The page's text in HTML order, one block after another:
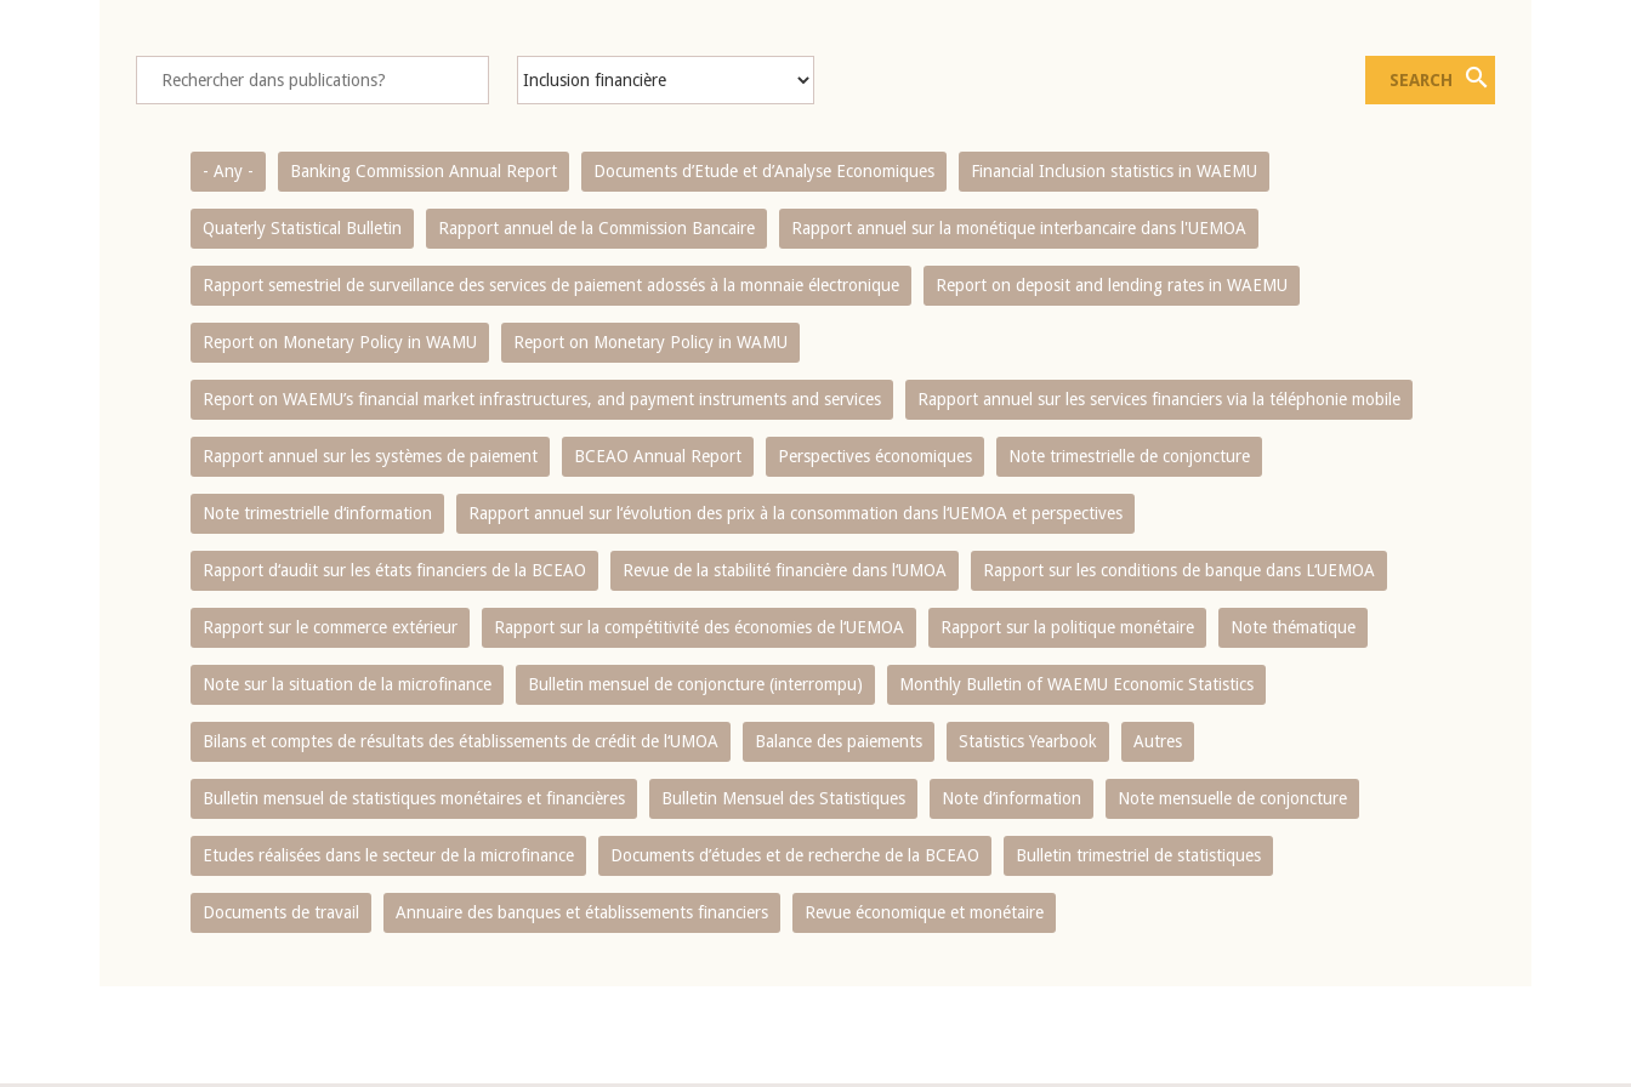
- Any - Banking Commission Annual Report Documents d’Etude et d’Analyse Economiques Financial Inclusion statistics in WAEMU
Quaterly Statistical Bulletin Rapport annuel de la Commission Bancaire Rapport annuel sur la monétique interbancaire dans l'UEMOA
Rapport semestriel de surveillance des services de paiement adossés à la monnaie électronique Report on deposit and lending rates in WAEMU
Report on Monetary Policy in WAMU Report on Monetary Policy in WAMU
Report on WAEMU’s financial market infrastructures, and payment instruments and services Rapport annuel sur les services financiers via la téléphonie mobile
Rapport annuel sur les systèmes de paiement BCEAO Annual Report Perspectives économiques Note trimestrielle de conjoncture
Note trimestrielle d‘information Rapport annuel sur l‘évolution des prix à la consommation dans l‘UEMOA et perspectives
Rapport d‘audit sur les états financiers de la BCEAO Revue de la stabilité financière dans l‘UMOA Rapport sur les conditions de banque dans L‘UEMOA
Rapport sur le commerce extérieur Rapport sur la compétitivité des économies de l‘UEMOA Rapport sur la politique monétaire Note thématique
Note sur la situation de la microfinance Bulletin mensuel de conjoncture (interrompu) Monthly Bulletin of WAEMU Economic Statistics
Bilans et comptes de résultats des établissements de crédit de l‘UMOA Balance des paiements Statistics Yearbook Autres
Bulletin mensuel de statistiques monétaires et financières Bulletin Mensuel des Statistiques Note d’information Note mensuelle de conjoncture
Etudes réalisées dans le secteur de la microfinance Documents d’études et de recherche de la BCEAO Bulletin trimestriel de statistiques
Documents de travail Annuaire des banques et établissements financiers Revue économique et monétaire